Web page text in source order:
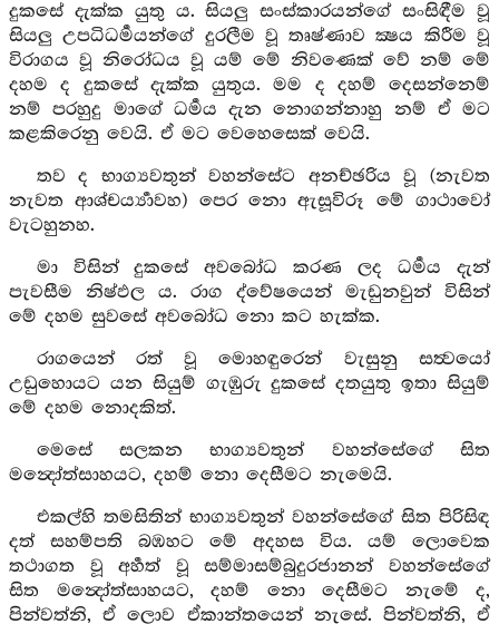
දුකසේ දැක්ක යුතු ය. සියලු සංස්කාරයන්ගේ සංසිඳීම වූ
සියලු උපධිධර්‍මයන්ගේ දුරලීම වූ තෘෂ්ණාව ක්‍ෂය කිරීම වූ
විරාගය වූ නිරෝධය වූ යම් මේ නිවණෙක් වේ නම් මේ
දහම ද දුකසේ දැක්ක යුතුය. මම ද දහම් දෙසන්නෙම්
නම් පරහුදු මාගේ ධර්‍මය දැන නොගන්නාහු නම් ඒ මට
කළකිරෙනු වෙයි. ඒ මට වෙහෙසෙක් වෙයි.
තව ද භාග්‍යවතුන් වහන්සේට අනච්ඡරිය වූ (නැවත
නැවත ආශ්චර්‍ය්‍යාවහ) පෙර නො ඇසූවිරූ මේ ගාථාවෝ
වැටහුනහ.
මා විසින් දුකසේ අවබෝධ කරණ ලද ධර්‍මය දැන්
පැවසීම නිෂ්ඵල ය. රාග ද්වේෂයෙන් මැඩුනවුන් විසින්
මේ දහම සුවසේ අවබෝධ නො කට හැක්ක.
රාගයෙන් රත් වූ මොහඳුරෙන් වැසුනු සත්‍වයෝ
උඩුහොයට යන සියුම් ගැඹුරු දුකසේ දතයුතු ඉතා සියුම්
මේ දහම නොදකිත්.
මෙසේ සලකන භාග්‍යවතුන් වහන්සේගේ සිත
මන්‍දෝත්සාහයට, දහම් නො දෙසීමට නැමෙයි.
එකල්හි තමසිතින් භාග්‍යවතුන් වහන්සේගේ සිත පිරිසිඳ
දත් සහම්පති බඹහට මේ අදහස විය. යම් ලොවෙක
තථාගත වූ අර්‍හත් වූ සම්මාසම්බුදුරජානන් වහන්සේගේ
සිත මන්‍දෝත්සාහයට, දහම් නො දෙසීමට නැමේ ද,
පින්වත්නි, ඒ ලොව ඒකාන්තයෙන් නැසේ. පින්වත්නි, ඒ